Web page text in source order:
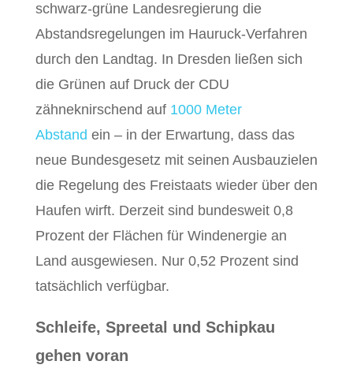
schwarz-grüne Landesregierung die
Abstandsregelungen im Hauruck-Verfahren
durch den Landtag. In Dresden ließen sich
die Grünen auf Druck der CDU
zähneknirschend auf 1000 Meter
Abstand ein – in der Erwartung, dass das
neue Bundesgesetz mit seinen Ausbauzielen
die Regelung des Freistaats wieder über den
Haufen wirft. Derzeit sind bundesweit 0,8
Prozent der Flächen für Windenergie an
Land ausgewiesen. Nur 0,52 Prozent sind
tatsächlich verfügbar.
Schleife, Spreetal und Schipkau
gehen voran